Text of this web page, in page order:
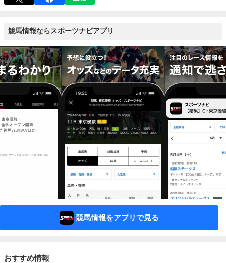
競馬情報ならスポーツナビアプリ
競馬情報をアプリで見る
おすすめ情報